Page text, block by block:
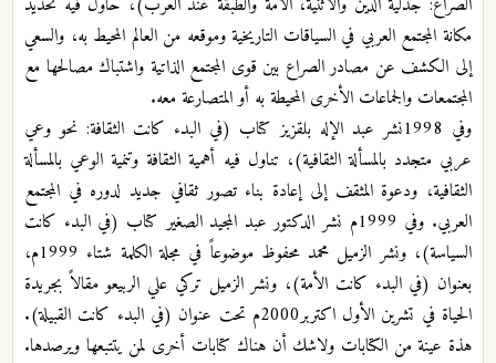
مكانة المجتمع العربي في السياقات التاريخية وموقعه من العالم المحيط به، والسعي
إلى الكشف عن مصادر الصراع بين قوى المجتمع الذاتية واشتباك مصالحها مع
المجتمعات والجماعات الأخرى المحيطة به أو المتصارعة معه.
وفي 1998نشر عبد الإله بلقزيز كتاب (في البدء كانت الثقافة: نحو وعي
عربي متجدد بالمسألة الثقافية)، تناول فيه أهمية الثقافة وتنمية الوعي بالمسألة
الثقافية، ودعوة المثقف إلى إعادة بناء تصور ثقافي جديد لدوره في المجتمع
العربي. وفي 1999م نشر الدكتور عبد المجيد الصغير كتاب (في البدء كانت
السياسة)، ونشر الزميل محمد محفوظ موضوعاً في مجلة الكلمة شتاء 1999م،
بعنوان (في البدء كانت الأمة)، ونشر الزميل تركي علي الربيعو مقالاً بجريدة
الحياة في تشرين الأول اكتربر2000م تحت عنوان (في البدء كانت القبيلة).
هذة عينة من الكتابات ولاشك أن هناك كتابات أخرى لمن يتتبعها ويرصدها.